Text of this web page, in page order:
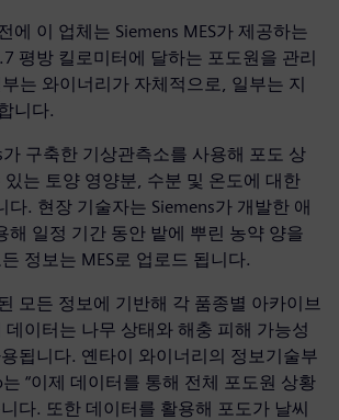
에 이 업체는 Siemens MES가 제공하는
평방 킬로미터에 달하는 포도원을 관리
는 와이너리가 자체적으로, 일부는 지
니다.
가 구축한 기상관측소를 사용해 포도 상
있는 토양 영양분, 수분 및 온도에 대한
다. 현장 기술자는 Siemens가 개발한 애
해 일정 기간 동안 밭에 뿌린 농약 양을
정보는 MES로 업로드 됩니다.
모든 정보에 기반해 각 품종별 아카이브
이터는 나무 상태와 해충 피해 가능성
됩니다. 옌타이 와이너리의 정보기술부
“이제 데이터를 통해 전체 포도원 상황
다. 또한 데이터를 활용해 포도가 날씨